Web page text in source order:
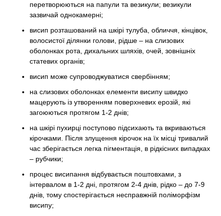
перетворюються на папули та везикули; везикули
зазвичай однокамерні;
висип розташований на шкірі тулуба, обличчя, кінцівок,
волосистої ділянки голови, рідше – на слизових
оболонках рота, дихальних шляхів, очей, зовнішніх
статевих органів;
висип може супроводжуватися свербінням;
на слизових оболонках елементи висипу швидко
мацерують із утворенням поверхневих ерозій, які
загоюються протягом 1-2 днів;
на шкірі пухирці поступово підсихають та вкриваються
кірочками. Після злущення кірочок на їх місці тривалий
час зберігається легка пігментація, в рідкісних випадках
– рубчики;
процес висипання відбувається поштовхами, з
інтервалом в 1-2 дні, протягом 2-4 днів, рідко – до 7-9
днів, тому спостерігається несправжній поліморфізм
висипу;